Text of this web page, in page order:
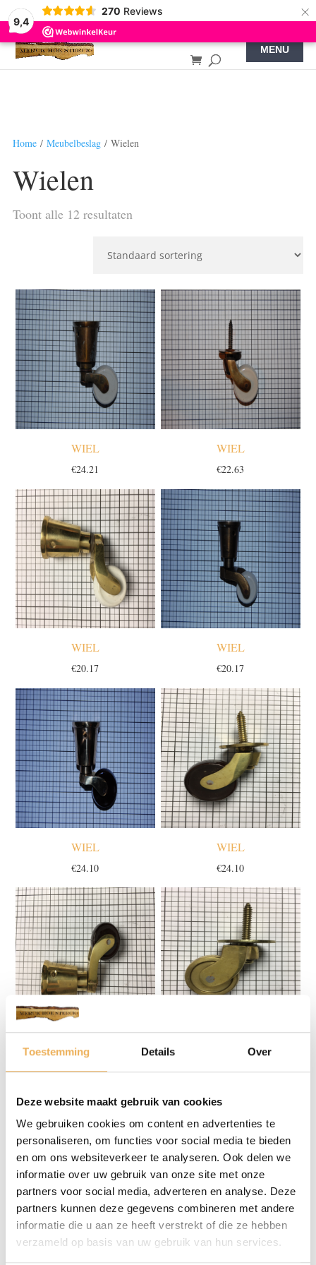
Toestemming Details Over
Deze website maakt gebruik van cookies
We gebruiken cookies om content en advertenties te
personaliseren, om functies voor social media te bieden
en om ons websiteverkeer te analyseren. Ook delen we
informatie over uw gebruik van onze site met onze
partners voor social media, adverteren en analyse. Deze
partners kunnen deze gegevens combineren met andere
informatie die u aan ze heeft verstrekt of die ze hebben
verzameld op basis van uw gebruik van hun services.
9,4
270 Reviews ×
Home/ Meubelbeslag/ Wielen
Wielen
Toont alle 12 resultaten
WIEL
€24.21
WIEL
€22.63
WIEL
€20.17
WIEL
€20.17
WIEL
€24.10
WIEL
€24.10
WIEL WIELEN
WIELEN WIELEN